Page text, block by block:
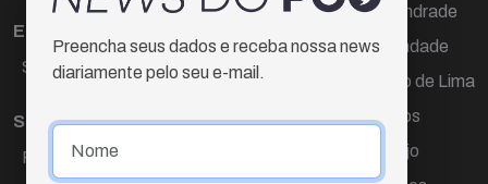
Editora Chefe
Sueli Cotta
Sub-editora
Raquel Ayres
Dr Marcos Andrade
Hamilton Trindade
Igor Carvalho de Lima
Mario Campos
Renata Araújo
Preencha seus dados e receba nossa news
diariamente pelo seu e-mail.